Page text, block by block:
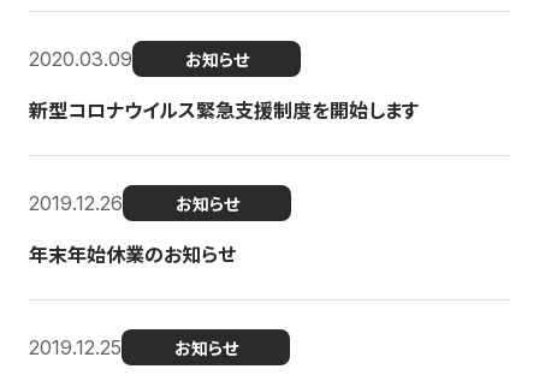
2020.03.09 お知らせ
新型コロナウイルス緊急支援制度を開始します
2019.12.26 お知らせ
年末年始休業のお知らせ
2019.12.25 お知らせ